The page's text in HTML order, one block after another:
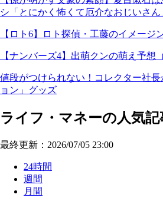
シ「とにかく怖くて厄介なおじいさん
【ロト6】ロト探偵・工藤のイメージ
【ナンバーズ4】出萌クンの萌え予想
値段がつけられない！コレクター社
ョン」グッズ
ライフ・マネーの人気
最終更新：2026/07/05 23:00
24時間
週間
月間